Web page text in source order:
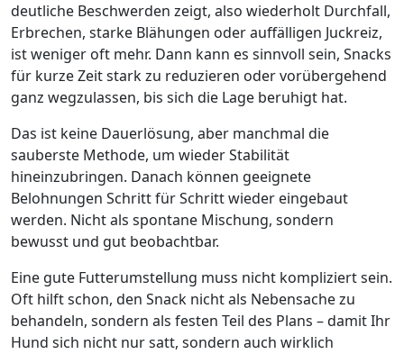
deutliche Beschwerden zeigt, also wiederholt Durchfall,
Erbrechen, starke Blähungen oder auffälligen Juckreiz,
ist weniger oft mehr. Dann kann es sinnvoll sein, Snacks
für kurze Zeit stark zu reduzieren oder vorübergehend
ganz wegzulassen, bis sich die Lage beruhigt hat.
Das ist keine Dauerlösung, aber manchmal die
sauberste Methode, um wieder Stabilität
hineinzubringen. Danach können geeignete
Belohnungen Schritt für Schritt wieder eingebaut
werden. Nicht als spontane Mischung, sondern
bewusst und gut beobachtbar.
Eine gute Futterumstellung muss nicht kompliziert sein.
Oft hilft schon, den Snack nicht als Nebensache zu
behandeln, sondern als festen Teil des Plans – damit Ihr
Hund sich nicht nur satt, sondern auch wirklich